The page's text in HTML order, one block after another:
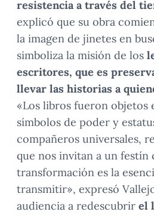
resistencia a través del
explicó que su obra
la imagen de jinetes en
simboliza la misión de los
escritores, que es
llevar las historias a
«Los libros fueron objetos
símbolos de poder y
compañeros universales,
que nos invitan a un festín
transformación es la
transmitir», expresó
audiencia a redescubrir el